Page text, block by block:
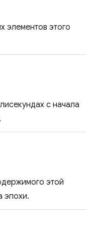
элементов этого
с начала
этой
эпохи.